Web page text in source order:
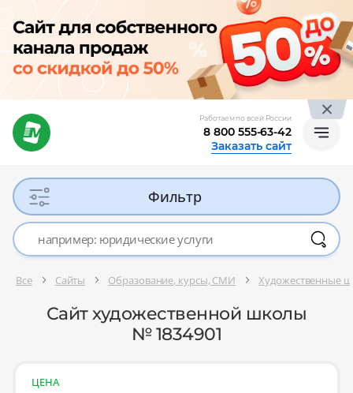
Работаем по всей России
8 800 555-63-42
Заказать сайт
Фильтр
Все Сайты Образование, курсы, СМИ Художественные
Сайт художественной школы
№ 1834901
ЦЕНА